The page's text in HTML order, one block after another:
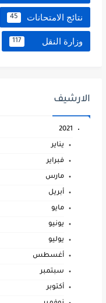
نتائج الامتحانات 45
وزارة النقل 117
الارشيف
2021
يناير
فبراير
مارس
أبريل
مايو
يونيو
يوليو
أغسطس
سبتمبر
أكتوبر